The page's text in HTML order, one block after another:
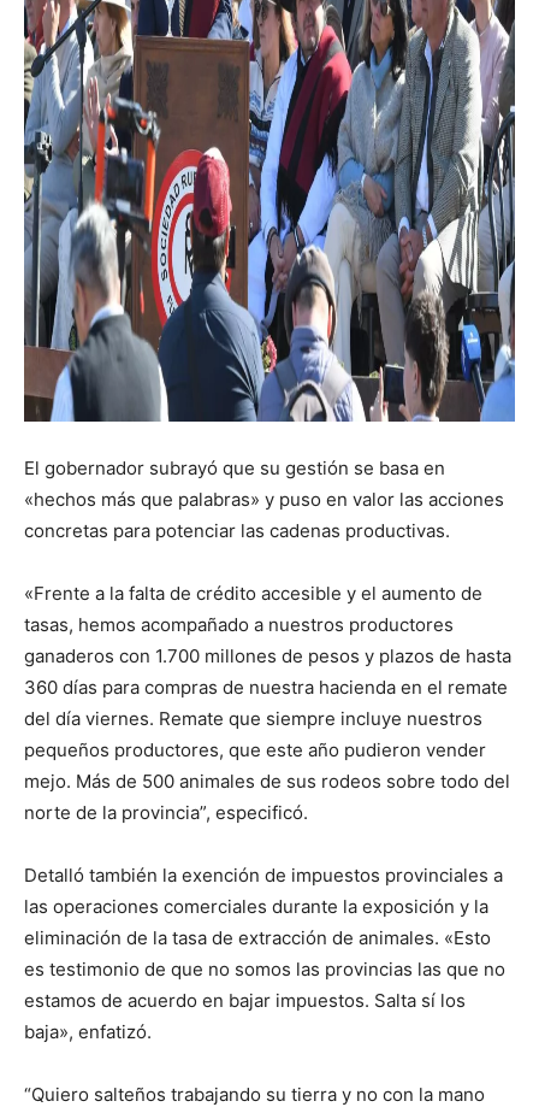
El gobernador subrayó que su gestión se basa en
«hechos más que palabras» y puso en valor las acciones
concretas para potenciar las cadenas productivas.
«Frente a la falta de crédito accesible y el aumento de
tasas, hemos acompañado a nuestros productores
ganaderos con 1.700 millones de pesos y plazos de hasta
360 días para compras de nuestra hacienda en el remate
del día viernes. Remate que siempre incluye nuestros
pequeños productores, que este año pudieron vender
mejo. Más de 500 animales de sus rodeos sobre todo del
norte de la provincia”, especificó.
Detalló también la exención de impuestos provinciales a
las operaciones comerciales durante la exposición y la
eliminación de la tasa de extracción de animales. «Esto
es testimonio de que no somos las provincias las que no
estamos de acuerdo en bajar impuestos. Salta sí los
baja», enfatizó.
“Quiero salteños trabajando su tierra y no con la mano